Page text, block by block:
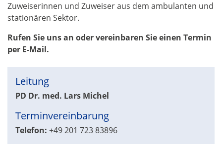
Zuweiserinnen und Zuweiser aus dem ambulanten und
stationären Sektor.
Rufen Sie uns an oder vereinbaren Sie einen Termin
per E-Mail.
Leitung
PD Dr. med. Lars Michel
Terminvereinbarung
Telefon: +49 201 723 83896